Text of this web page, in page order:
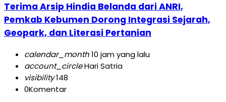
Terima Arsip Hindia Belanda dari ANRI,
Pemkab Kebumen Dorong Integrasi Sejarah,
Geopark, dan Literasi Pertanian
calendar_month10 jam yang lalu
account_circleHari Satria
visibility148
0Komentar